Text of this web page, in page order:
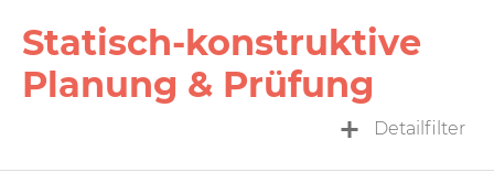
Statisch-konstruktive
Planung & Prüfung
Detailfilter